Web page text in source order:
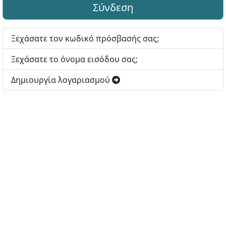
Σύνδεση
Ξεχάσατε τον κωδικό πρόσβασής σας;
Ξεχάσατε το όνομα εισόδου σας;
Δημιουργία λογαριασμού